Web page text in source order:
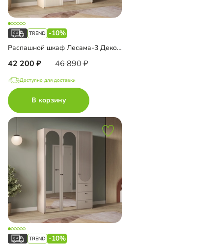
-10%
Распашной шкаф Лесама-3 Декор 1 с зеркалом
42 200 46 890
Доступно для доставки
В корзину
-10%